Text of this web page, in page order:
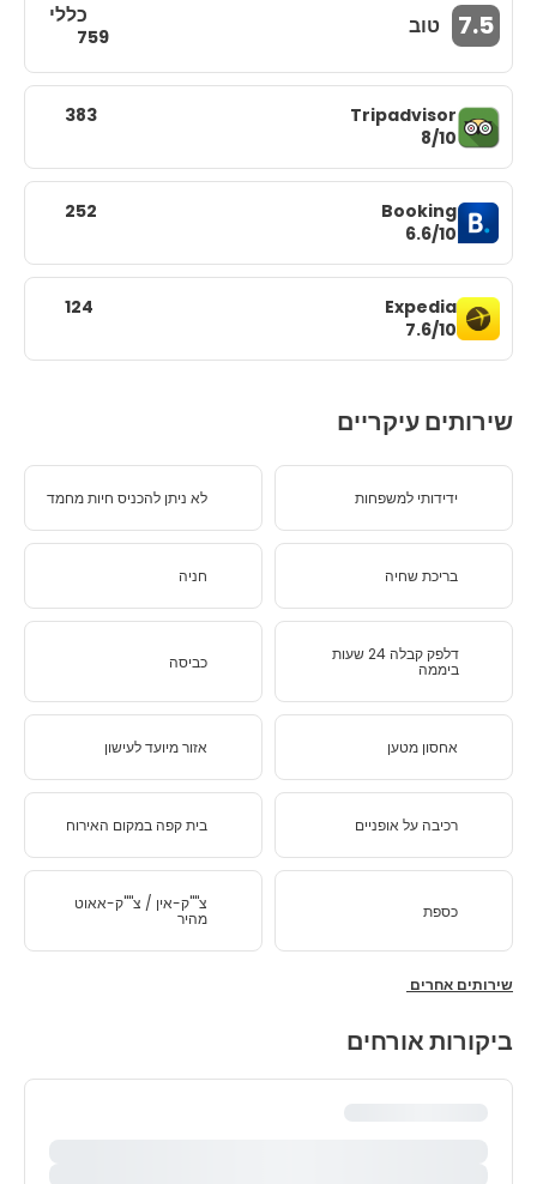
7.5 טוב כללי
759
Tripadvisor
8/10
383
Booking
6.6/10
252
Expedia
7.6/10
124
שירותים עיקריים
ידידותי למשפחות לא ניתן להכניס חיות מחמד
בריכת שחיה חניה
דלפק קבלה 24 שעות
ביממה כביסה
אחסון מטען אזור מיועד לעישון
רכיבה על אופניים בית קפה במקום האירוח
כספת צ''''ק-אין / צ''''ק-אאוט
מהיר
שירותים אחרים
ביקורות אורחים